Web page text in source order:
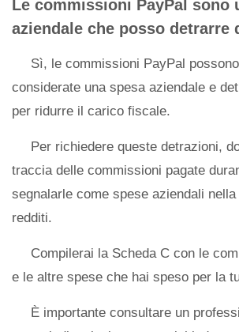
Le commissioni PayPal sono
aziendale che posso detrarre
Sì, le commissioni PayPal
considerate una spesa aziendale e
per ridurre il carico fiscale.
Per richiedere queste detrazioni,
traccia delle commissioni pagate
segnalarle come spese aziendali
redditi.
Compilerai la Scheda C con le
e le altre spese che hai speso per la
È importante consultare un